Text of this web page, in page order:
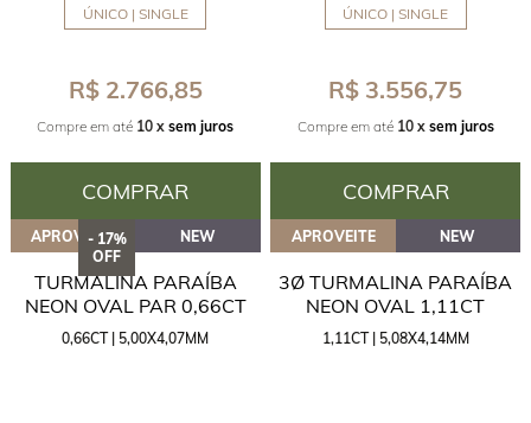
ÚNICO | SINGLE
R$ 2.766,85
Compre em até 10 x sem juros
COMPRAR
ÚNICO | SINGLE
R$ 3.556,75
Compre em até 10 x sem juros
COMPRAR
- 17%
OFF
APROVEITE NEW
TURMALINA PARAÍBA
NEON OVAL PAR 0,66CT
0,66CT | 5,00X4,07MM
APROVEITE NEW
3Ø TURMALINA PARAÍBA
NEON OVAL 1,11CT
1,11CT | 5,08X4,14MM